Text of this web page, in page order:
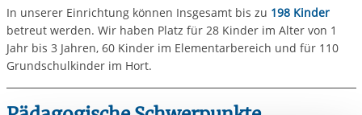
In unserer Einrichtung können Insgesamt bis zu 198 Kinder
betreut werden. Wir haben Platz für 28 Kinder im Alter von 1
Jahr bis 3 Jahren, 60 Kinder im Elementarbereich und für 110
Grundschulkinder im Hort.